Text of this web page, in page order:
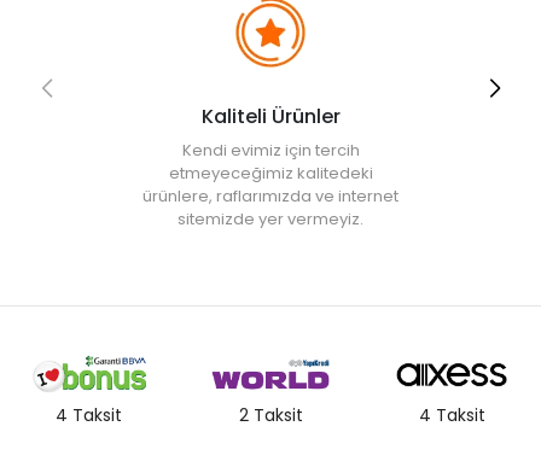
Kaliteli Ürünler
Kendi evimiz için tercih
etmeyeceğimiz kalitedeki
ürünlere, raflarımızda ve internet
sitemizde yer vermeyiz.
4 Taksit 2 Taksit 4 Taksit